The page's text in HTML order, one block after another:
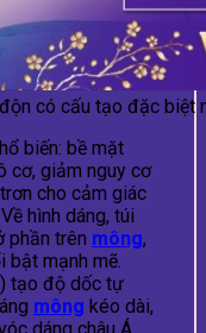
có cấu tạo đặc biệt
biến: bề mặt
cơ, giảm nguy cơ
cho cảm giác
hình dáng, túi
phần trên mông,
bật mạnh mẽ.
tạo độ dốc tự
mông kéo dài,